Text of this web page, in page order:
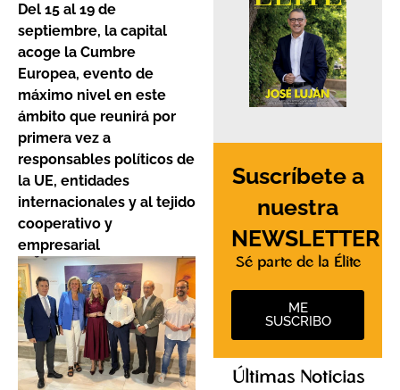
Del 15 al 19 de
septiembre, la capital
acoge la Cumbre
Europea, evento de
máximo nivel en este
ámbito que reunirá por
primera vez a
responsables políticos de
la UE, entidades
internacionales y al tejido
cooperativo y
empresarial
Suscríbete a
nuestra
NEWSLETTER
Sé parte de la Élite
ME
SUSCRIBO
Últimas Noticias